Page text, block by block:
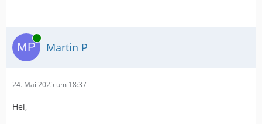
Online
Martin P
24. Mai 2025 um 18:37
Hei,